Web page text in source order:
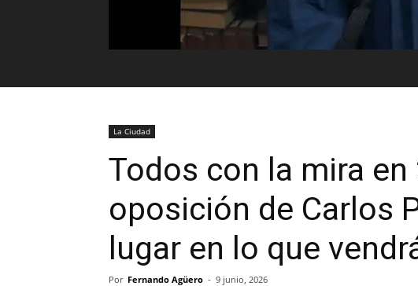
La Ciudad
Todos con la mira en
oposición de Carlos
lugar en lo que
Por Fernando Agüero - 9 junio, 2026